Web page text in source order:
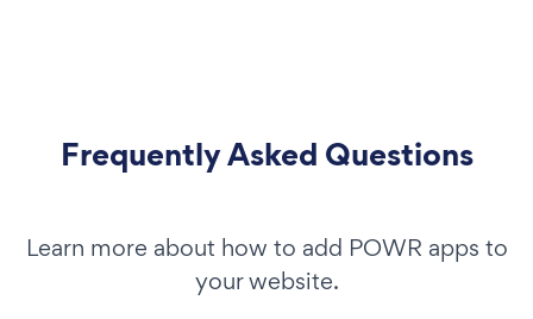
Frequently Asked Questions
Learn more about how to add POWR apps to
your website.